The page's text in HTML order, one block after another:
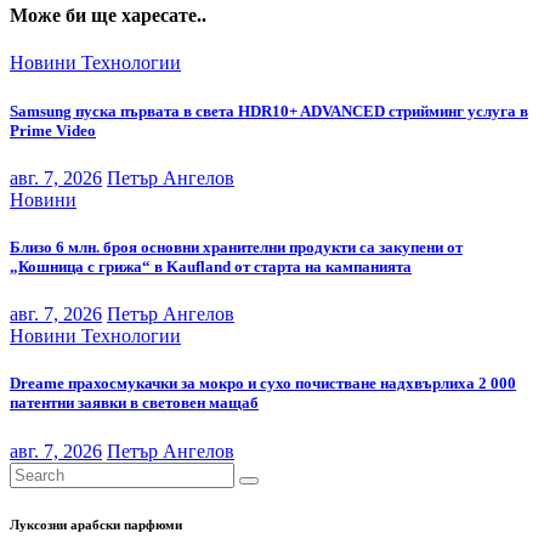
Може би ще харесате..
Новини Технологии
Samsung пуска първата в света HDR10+ ADVANCED стрийминг услуга в
Prime Video
авг. 7, 2026 Петър Ангелов
Новини
Близо 6 млн. броя основни хранителни продукти са закупени от
„Кошница с грижа“ в Kaufland от старта на кампанията
авг. 7, 2026 Петър Ангелов
Новини Технологии
Dreame прахосмукачки за мокро и сухо почистване надхвърлиха 2 000
патентни заявки в световен мащаб
авг. 7, 2026 Петър Ангелов
Луксозни арабски парфюми